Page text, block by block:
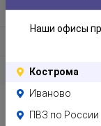
Материал и
Информация по
Отзывы
Наши офисы
Кострома
Иваново
ПВЗ по России